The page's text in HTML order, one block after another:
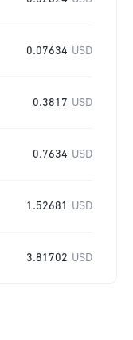
0.07634 USD
0.3817 USD
0.7634 USD
1.52681 USD
3.81702 USD